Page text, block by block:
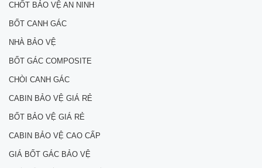
CHỐT BẢO VỆ AN NINH
BỐT CANH GÁC
NHÀ BẢO VỆ
BỐT GÁC COMPOSITE
CHÒI CANH GÁC
CABIN BẢO VỆ GIÁ RẺ
BỐT BẢO VỆ GIÁ RẺ
CABIN BẢO VỆ CAO CẤP
GIÁ BỐT GÁC BẢO VỆ